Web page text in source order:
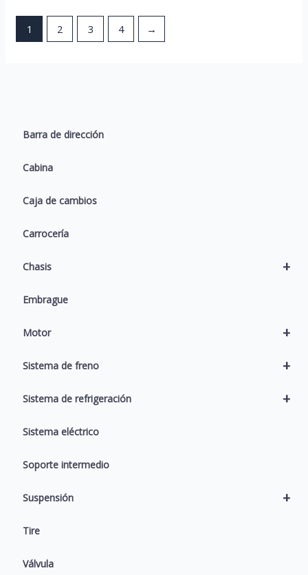
Barra de dirección
Cabina
Caja de cambios
Carrocería
+
Chasis
Embrague
+
Motor
+
Sistema de freno
+
Sistema de refrigeración
Sistema eléctrico
Soporte intermedio
+
Suspensión
Tire
Válvula
1 2 3 4 →